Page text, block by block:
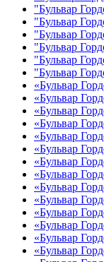
"Бульвар
"Бульвар
"Бульвар
"Бульвар
"Бульвар
"Бульвар
«Бульвар
«Бульвар
«Бульвар
«Бульвар
«Бульвар
«Бульвар
«Бульвар
«Бульвар
«Бульвар
«Бульвар
«Бульвар
«Бульвар
«Бульвар
«Бульвар